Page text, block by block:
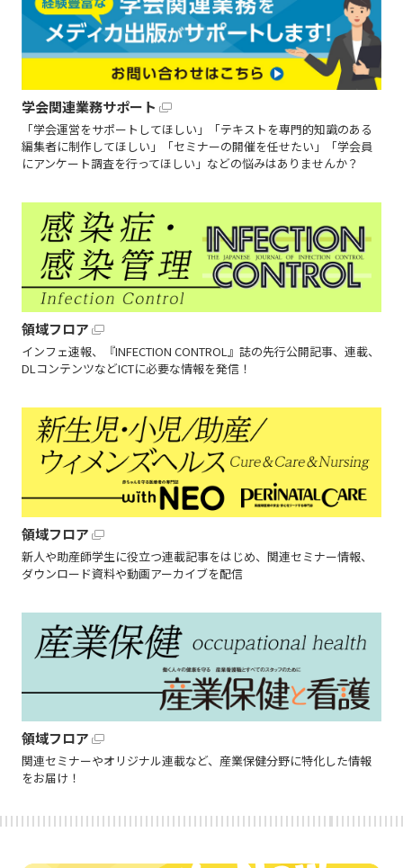
学会関連業務サポート
「学会運営をサポートしてほしい」「テキストを専門的知識のある
編集者に制作してほしい」「セミナーの開催を任せたい」「学会員
にアンケート調査を行ってほしい」などの悩みはありませんか？
領域フロア
インフェ速報、『INFECTION CONTROL』誌の先行公開記事、連載、
DLコンテンツなどICTに必要な情報を発信！
領域フロア
新人や助産師学生に役立つ連載記事をはじめ、関連セミナー情報、
ダウンロード資料や動画アーカイブを配信
領域フロア
関連セミナーやオリジナル連載など、産業保健分野に特化した情報
をお届け！